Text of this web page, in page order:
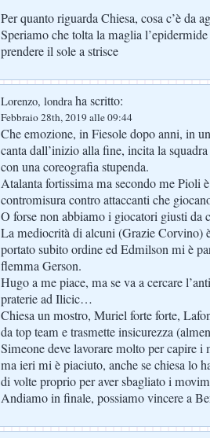
Per quanto riguarda Chiesa, cosa c’è da
Speriamo che tolta la maglia
prendere il sole a strisce
Lorenzo, londraha scritto:
Febbraio 28th, 2019 alle 09:44
Che emozione, in Fiesole dopo anni, in
canta dall’inizio alla fine, incita la
con una coreografia stupenda.
Atalanta fortissima ma secondo me Pioli
contromisura contro attaccanti che
O forse non abbiamo i giocatori giusti da
La mediocrità di alcuni (Grazie Corvino)
portato subito ordine ed Edmilson mi è
flemma Gerson.
Hugo a me piace, ma se va a cercare
praterie ad Ilicic…
Chiesa un mostro, Muriel forte forte,
da top team e trasmette insicurezza
Simeone deve lavorare molto per capire i
ma ieri mi è piaciuto, anche se chiesa lo
di volte proprio per aver sbagliato i
Andiamo in finale, possiamo vincere a